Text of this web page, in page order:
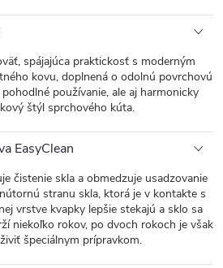
spájajúca praktickosť s moderným
kovu, doplnená o odolnú povrchovú
používanie, ale aj harmonicky
štýl sprchového kúta.
EasyClean
čistenie skla a obmedzuje usadzovanie
stranu skla, ktorá je v kontakte s
vrstve kvapky lepšie stekajú a sklo sa
niekoľko rokov, po dvoch rokoch je však
špeciálnym prípravkom.